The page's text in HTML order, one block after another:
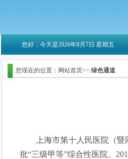
您好，今天是2026年8月7日 星期五
您现在的位置：网站首页>> 绿色通道
上海市第十人民医院（暨同
批“三级甲等”综合性医院。